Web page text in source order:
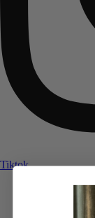
Tiktok